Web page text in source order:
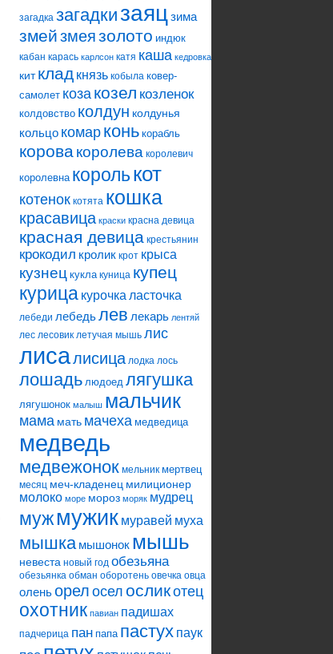
загадка загадкизаяцзима
змейзмеязолото индюк
кабан карась карлсон катя каша кедровка
кит клад князь кобыла ковер-
самолет козакозел козленок
колдовство колдун колдунья
кольцо комар конь корабль
коровакоролева королевич
королевна королькот
котенок котята кошка
красавица краски красна девица
красная девица крестьянин
крокодил кролик крот крыса
кузнец кукла куница купец
курица курочка ласточка
лебеди лебедьлев лекарь лентяй
лес лесовик летучая мышь лис
лисалисица лодка лось
лошадь людоед лягушка
лягушонок малыш мальчик
мама мать мачеха медведица
медведь
медвежонок мельник мертвец
месяц меч-кладенец милиционер
молоко море мороз моряк мудрец
мужмужик муравей муха
мышка мышонок мышь
невеста новый год обезьяна
обезьянка обман оборотень овечка овца
оленьорелоселосликотец
охотник павиан падишах
падчерица пан папа пастух паук